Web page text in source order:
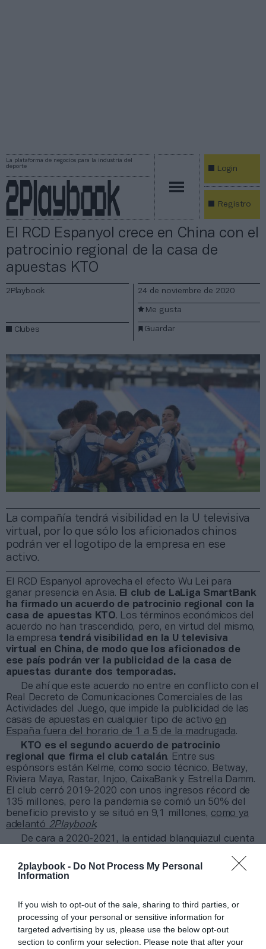
2playbook - Do Not Process My Personal
Information
If you wish to opt-out of the sale, sharing to third parties, or
processing of your personal or sensitive information for
targeted advertising by us, please use the below opt-out
section to confirm your selection. Please note that after your
La plataforma de negocios para la industria del
deporte
Login
Registro
El RCD Espanyol crece en China con el
patrocinio regional de la casa de
apuestas KTO
La compañía tendrá visibilidad en la U televisiva
virtual, por lo que sólo los aficionados chinos
podrán ver el logotipo de la empresa en ese
activo.
2Playbook
Clubes
24 de noviembre de 2020
Guardar
Me gusta
El RCD Espanyol aprovecha el efecto Wu Lei para
ganar presencia en Asia. El club de LaLiga SmartBank
ha firmado un acuerdo de patrocinio regional con la
casa de apuestas KTO. Los términos económicos del
acuerdo no han trascendido, pero, en virtud del mismo,
la empresa tendrá visibilidad en la U televisiva
virtual en China, de modo que los aficionados de
ese país podrán ver la publicidad de la casa de
apuestas durante dos temporadas.
De ahí que este acuerdo no entre en conflicto con el
Real Decreto de Comunicaciones Comerciales de las
Actividades del Juego, que impide la publicidad de las
casas de apuestas en cualquier tipo de activo en
España fuera del horario de 1 a 5 de la madrugada.
KTO es el segundo acuerdo de patrocinio
regional que firma el club catalán. Entre sus
espónsors están Kelme, como socio técnico, Betway,
Riviera Maya, Rastar, Injoo, CaixaBank y Estrella Damm.
El club cerró 2019-2020 con unos ingresos récord de
135 millones, pero la pandemia se comió un 50% del
beneficio previsto y se situó en 9,1 millones, como ya
adelantó 2Playbook.
De cara a 2020-2021, la entidad blanquiazul cuenta
elevado de la Segunda División. La dirección
encabezada por José María Durán contempla una caída
Añadir 2Playbook
como fuente preferida de Google
de forma gratuita
Mantente informado con las últimas noticias de actualidad.
ACTIVAR AHORA